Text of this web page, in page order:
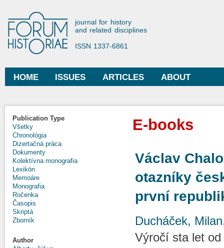
Forum Historiae
journal for history
and related disciplines
ISSN 1337-6861
Main menu
HOME ISSUES ARTICLES ABOUT
Publication Type
Všetky
Chronológia
Dizertačná práca
Dokumenty
Kolektívna monografia
Lexikón
Memoáre
Monografia
Ročenka
Časopis
Skriptá
Zborník
Author
E-books
Václav
otazníky
první
Ducháček, Milan
Výročí sta let